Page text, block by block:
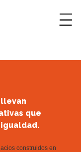
llevan
que
construidos en